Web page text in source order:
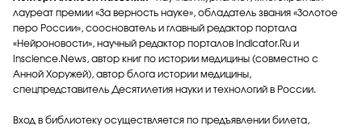
лауреат премии «За верность науке», обладатель звания «Золотое
перо России», сооснователь и главный редактор портала
«Нейроновости», научный редактор порталов Indicator.Ru и
Inscience.News, автор книг по истории медицины (совместно с
Анной Хоружей), автор блога истории медицины,
спецпредставитель Десятилетия науки и технологий в России.
Вход в библиотеку осуществляется по предъявлении билета,